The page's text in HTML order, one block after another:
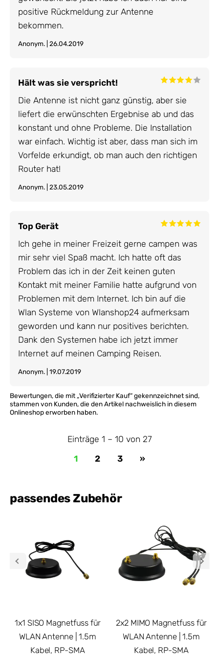
positive Rückmeldung zur Antenne
bekommen.
Anonym. | 26.04.2019
Hält was sie verspricht!
Die Antenne ist nicht ganz günstig, aber sie
liefert die erwünschten Ergebnise ab und das
konstant und ohne Probleme. Die Installation
war einfach. Wichtig ist aber, dass man sich im
Vorfelde erkundigt, ob man auch den richtigen
Router hat!
Anonym. | 23.05.2019
Top Gerät
Ich gehe in meiner Freizeit gerne campen was
mir sehr viel Spaß macht. Ich hatte oft das
Problem das ich in der Zeit keinen guten
Kontakt mit meiner Familie hatte aufgrund von
Problemen mit dem Internet. Ich bin auf die
Wlan Systeme von Wlanshop24 aufmerksam
geworden und kann nur positives berichten.
Dank den Systemen habe ich jetzt immer
Internet auf meinen Camping Reisen.
Anonym. | 19.07.2019
Bewertungen, die mit „Verifizierter Kauf“ gekennzeichnet sind,
stammen von Kunden, die den Artikel nachweislich in diesem
Onlineshop erworben haben.
Einträge 1 – 10 von 27
1
2 3 »
passendes Zubehör
1x1 SISO Magnetfuss für
WLAN Antenne | 1.5m
Kabel, RP-SMA
2x2 MIMO Magnetfuss für
WLAN Antenne | 1.5m
Kabel, RP-SMA